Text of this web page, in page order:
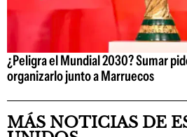
¿Peligra el Mundial 2030? Sumar
organizarlo junto a Marruecos
MÁS NOTICIAS DE